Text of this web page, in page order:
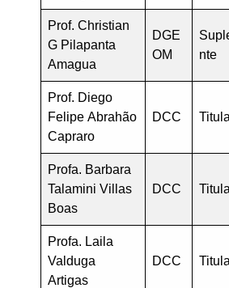
Prof. Christian
G Pilapanta
Amagua
DGE
OM
nte
Prof. Diego
Felipe Abrahão
Capraro
DCC
Profa. Barbara
Talamini Villas
Boas
DCC
Profa. Laila
Valduga
Artigas
DCC